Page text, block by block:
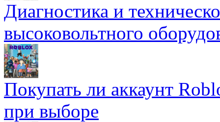
Диагностика и
высоковольтного
Покупать ли аккаунт
при выборе